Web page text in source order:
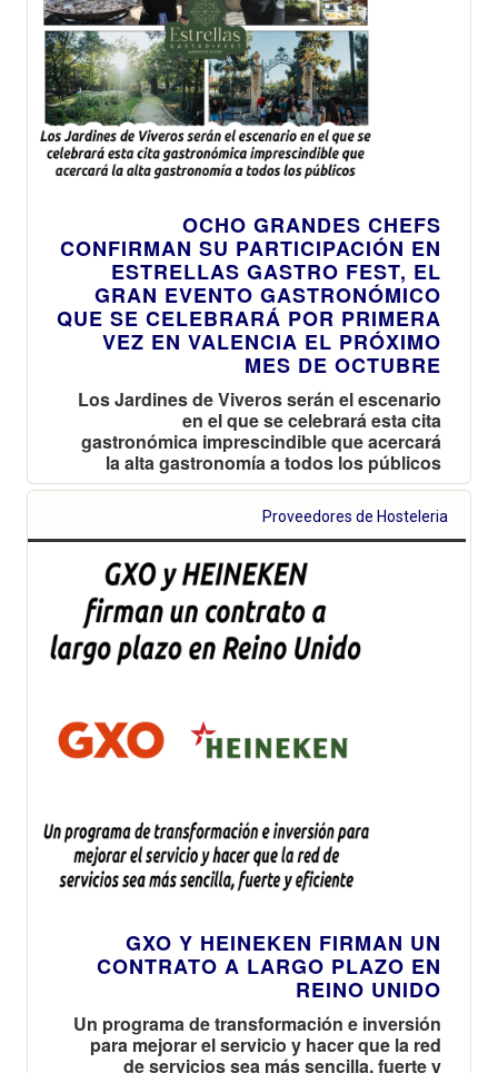
OCHO GRANDES CHEFS
CONFIRMAN SU PARTICIPACIÓN EN
ESTRELLAS GASTRO FEST, EL
GRAN EVENTO GASTRONÓMICO
QUE SE CELEBRARÁ POR PRIMERA
VEZ EN VALENCIA EL PRÓXIMO
MES DE OCTUBRE
Los Jardines de Viveros serán el escenario
en el que se celebrará esta cita
gastronómica imprescindible que acercará
la alta gastronomía a todos los públicos
Proveedores de Hosteleria
GXO Y HEINEKEN FIRMAN UN
CONTRATO A LARGO PLAZO EN
REINO UNIDO
Un programa de transformación e inversión
para mejorar el servicio y hacer que la red
de servicios sea más sencilla, fuerte y